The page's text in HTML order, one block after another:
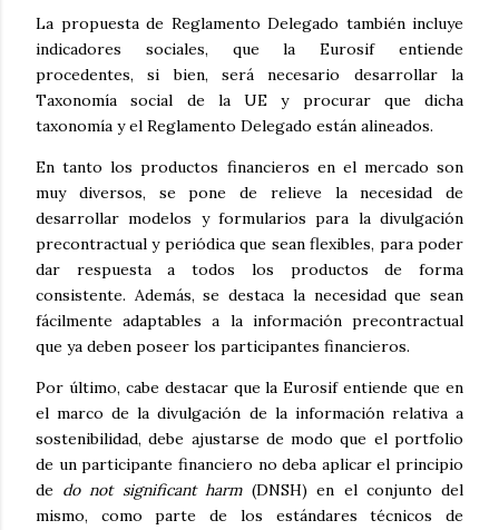
La propuesta de Reglamento Delegado también incluye
indicadores sociales, que la Eurosif entiende
procedentes, si bien, será necesario desarrollar la
Taxonomía social de la UE y procurar que dicha
taxonomía y el Reglamento Delegado están alineados.
En tanto los productos financieros en el mercado son
muy diversos, se pone de relieve la necesidad de
desarrollar modelos y formularios para la divulgación
precontractual y periódica que sean flexibles, para poder
dar respuesta a todos los productos de forma
consistente. Además, se destaca la necesidad que sean
fácilmente adaptables a la información precontractual
que ya deben poseer los participantes financieros.
Por último, cabe destacar que la Eurosif entiende que en
el marco de la divulgación de la información relativa a
sostenibilidad, debe ajustarse de modo que el portfolio
de un participante financiero no deba aplicar el principio
de do not significant harm(DNSH) en el conjunto del
mismo, como parte de los estándares técnicos de